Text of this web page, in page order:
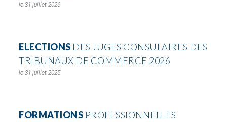
31 juillet 2026
ELECTIONS DES JUGES CONSULAIRES DES
TRIBUNAUX DE COMMERCE 2026
31 juillet 2025
FORMATIONS PROFESSIONNELLES